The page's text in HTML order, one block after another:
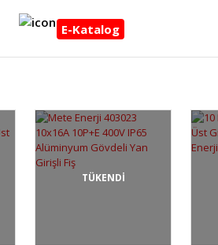
E-Katalog
TÜKENDİ